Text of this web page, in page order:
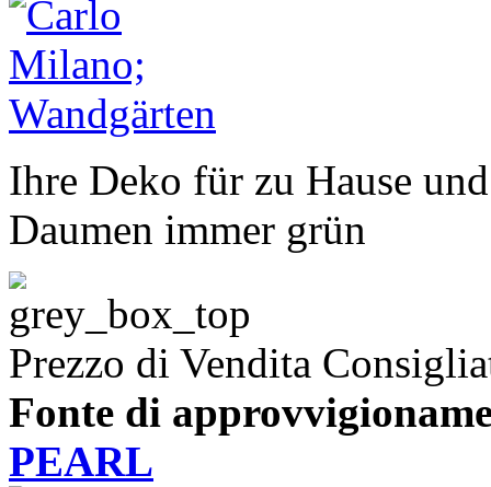
Ihre Deko für zu Hause
Daumen immer grün
Prezzo di Vendita
Fonte di
PEARL